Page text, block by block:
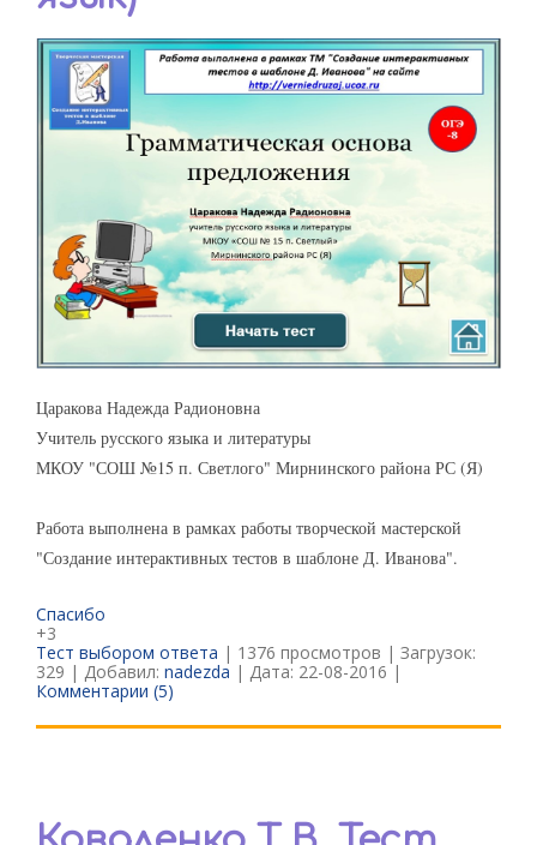
Царакова Надежда Радионовна
Учитель русского языка и литературы
МКОУ "СОШ №15 п. Светлого" Мирнинского района РС (Я)
Работа выполнена в рамках работы творческой мастерской
"Создание интерактивных тестов в шаблоне Д. Иванова".
Спасибо
+3
Тест выбором ответа | 1376 просмотров | Загрузок:
329 | Добавил: nadezda | Дата: 22-08-2016|
Комментарии (5)